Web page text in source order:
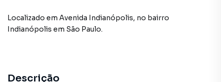
Localizado em Avenida Indianópolis, no bairro
Indianópolis em São Paulo.
Descrição